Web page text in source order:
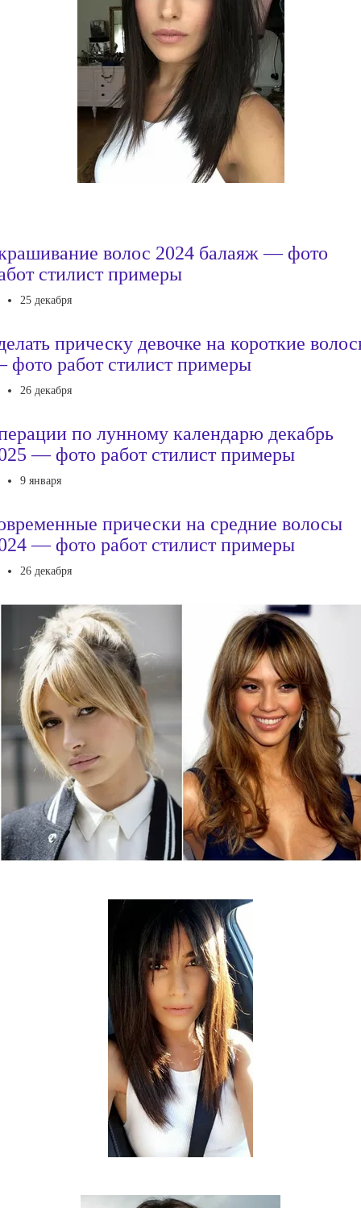
волос 2024 балаяж — фото
стилист примеры
25 декабря
прическу девочке на короткие
работ стилист примеры
26 декабря
по лунному календарю декабрь
— фото работ стилист примеры
9 января
прически на средние волосы
— фото работ стилист примеры
26 декабря